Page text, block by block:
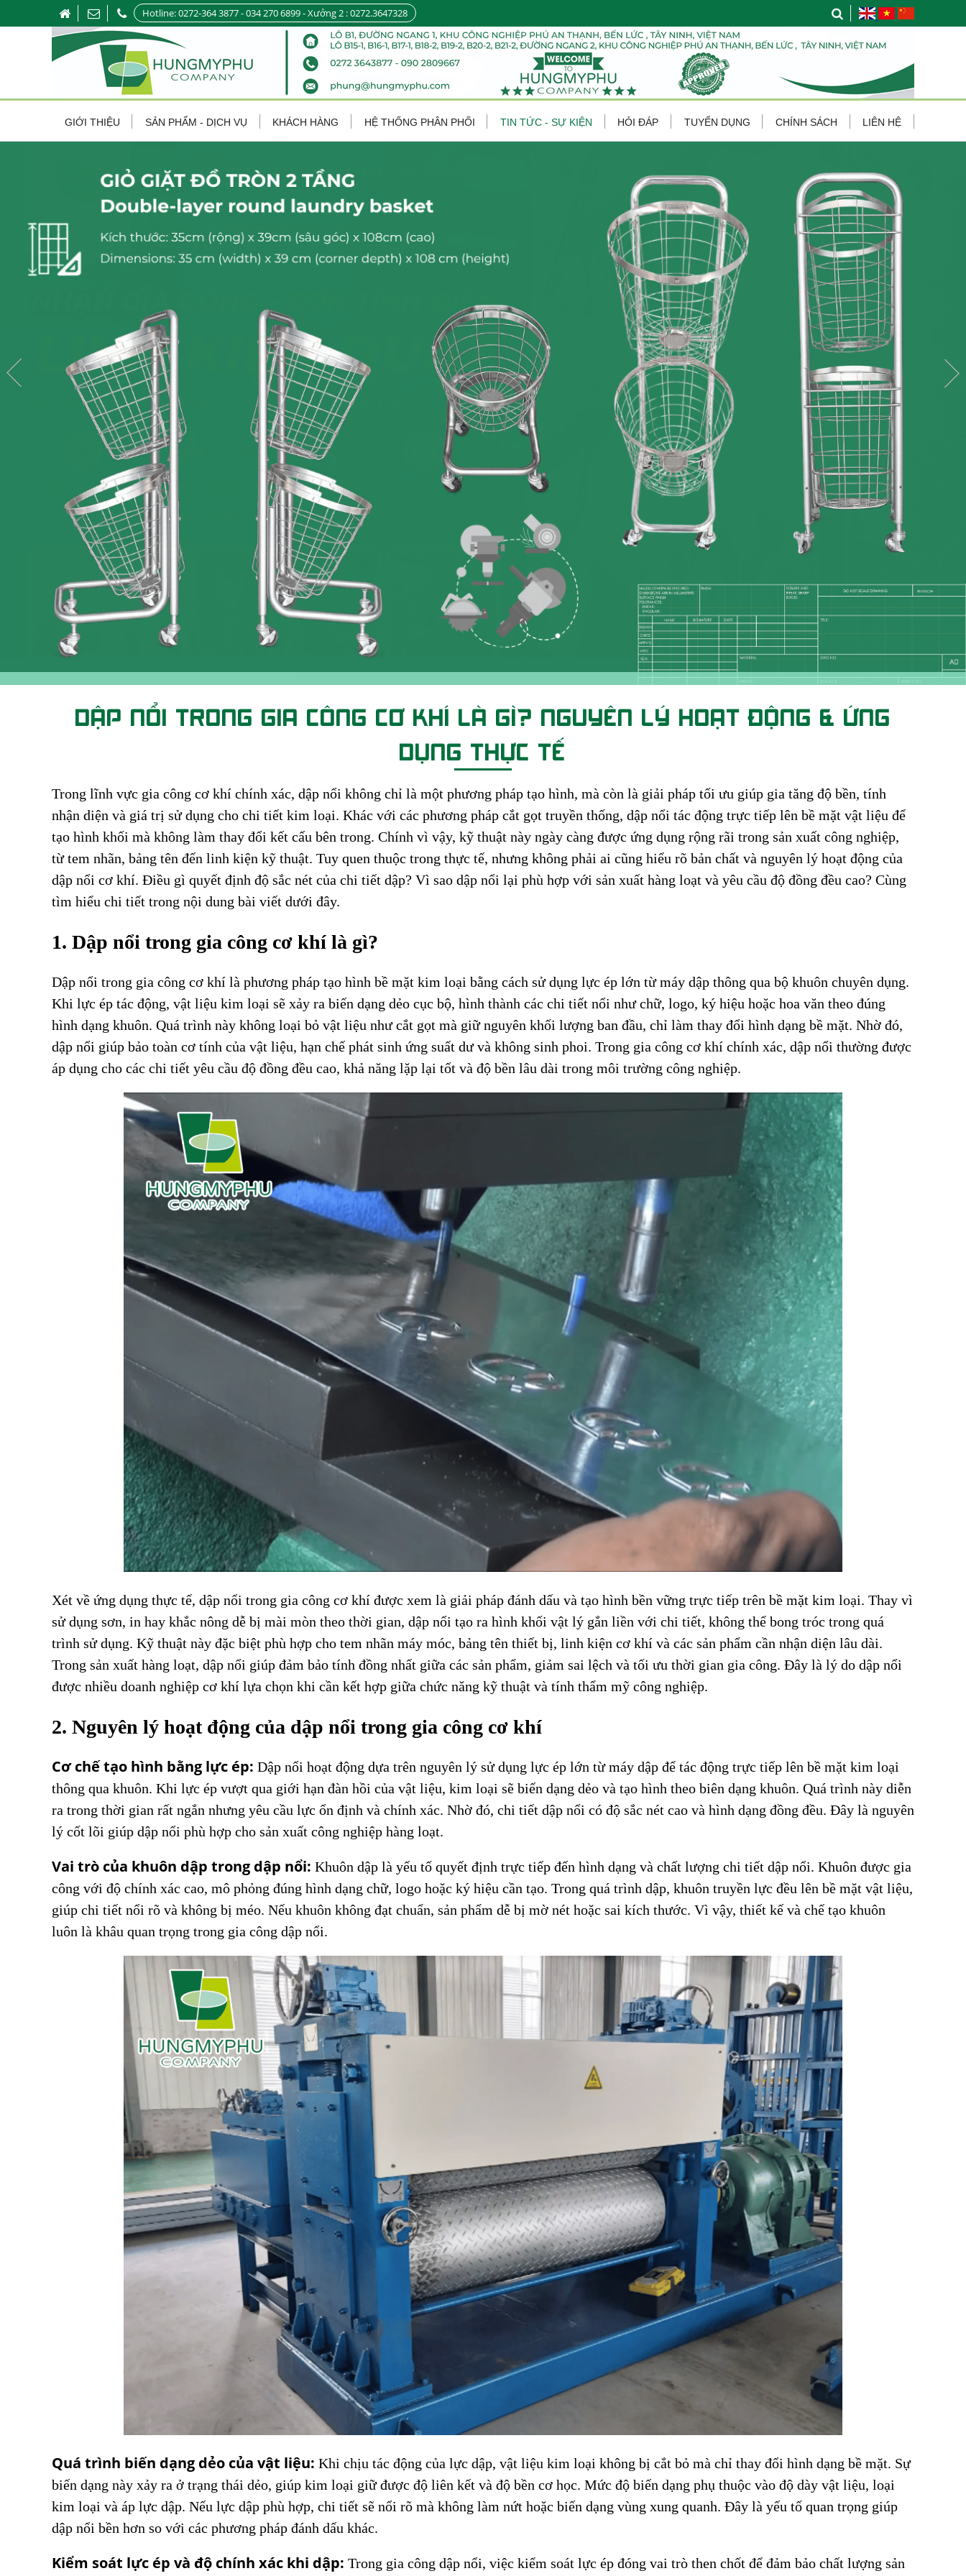
Hotline: 0272-364 3877 - 034 270 6899 - Xưởng 2 : 0272.3647328
GIỚI THIỆU SẢN PHẨM - DỊCH VỤ KHÁCH HÀNG HỆ THỐNG PHÂN PHỐI TIN TỨC - SỰ KIỆN HỎI ĐÁP TUYỂN DỤNG CHÍNH SÁCH LIÊN HỆ
DẬP NỔI TRONG GIA CÔNG CƠ KHÍ LÀ GÌ? NGUYÊN LÝ HOẠT ĐỘNG & ỨNG
DỤNG THỰC TẾ
Trong lĩnh vực gia công cơ khí chính xác, dập nổi không chỉ là một phương pháp tạo hình, mà còn là giải pháp tối ưu giúp gia tăng độ bền, tính
nhận diện và giá trị sử dụng cho chi tiết kim loại. Khác với các phương pháp cắt gọt truyền thống, dập nổi tác động trực tiếp lên bề mặt vật liệu để
tạo hình khối mà không làm thay đổi kết cấu bên trong. Chính vì vậy, kỹ thuật này ngày càng được ứng dụng rộng rãi trong sản xuất công nghiệp,
từ tem nhãn, bảng tên đến linh kiện kỹ thuật. Tuy quen thuộc trong thực tế, nhưng không phải ai cũng hiểu rõ bản chất và nguyên lý hoạt động của
dập nổi cơ khí. Điều gì quyết định độ sắc nét của chi tiết dập? Vì sao dập nổi lại phù hợp với sản xuất hàng loạt và yêu cầu độ đồng đều cao? Cùng
tìm hiểu chi tiết trong nội dung bài viết dưới đây.
1. Dập nổi trong gia công cơ khí là gì?
Dập nổi trong gia công cơ khí là phương pháp tạo hình bề mặt kim loại bằng cách sử dụng lực ép lớn từ máy dập thông qua bộ khuôn chuyên dụng.
Khi lực ép tác động, vật liệu kim loại sẽ xảy ra biến dạng dẻo cục bộ, hình thành các chi tiết nổi như chữ, logo, ký hiệu hoặc hoa văn theo đúng
hình dạng khuôn. Quá trình này không loại bỏ vật liệu như cắt gọt mà giữ nguyên khối lượng ban đầu, chỉ làm thay đổi hình dạng bề mặt. Nhờ đó,
dập nổi giúp bảo toàn cơ tính của vật liệu, hạn chế phát sinh ứng suất dư và không sinh phoi. Trong gia công cơ khí chính xác, dập nổi thường được
áp dụng cho các chi tiết yêu cầu độ đồng đều cao, khả năng lặp lại tốt và độ bền lâu dài trong môi trường công nghiệp.
Xét về ứng dụng thực tế, dập nổi trong gia công cơ khí được xem là giải pháp đánh dấu và tạo hình bền vững trực tiếp trên bề mặt kim loại. Thay vì
sử dụng sơn, in hay khắc nông dễ bị mài mòn theo thời gian, dập nổi tạo ra hình khối vật lý gắn liền với chi tiết, không thể bong tróc trong quá
trình sử dụng. Kỹ thuật này đặc biệt phù hợp cho tem nhãn máy móc, bảng tên thiết bị, linh kiện cơ khí và các sản phẩm cần nhận diện lâu dài.
Trong sản xuất hàng loạt, dập nổi giúp đảm bảo tính đồng nhất giữa các sản phẩm, giảm sai lệch và tối ưu thời gian gia công. Đây là lý do dập nổi
được nhiều doanh nghiệp cơ khí lựa chọn khi cần kết hợp giữa chức năng kỹ thuật và tính thẩm mỹ công nghiệp.
2. Nguyên lý hoạt động của dập nổi trong gia công cơ khí
Cơ chế tạo hình bằng lực ép: Dập nổi hoạt động dựa trên nguyên lý sử dụng lực ép lớn từ máy dập để tác động trực tiếp lên bề mặt kim loại
thông qua khuôn. Khi lực ép vượt qua giới hạn đàn hồi của vật liệu, kim loại sẽ biến dạng dẻo và tạo hình theo biên dạng khuôn. Quá trình này diễn
ra trong thời gian rất ngắn nhưng yêu cầu lực ổn định và chính xác. Nhờ đó, chi tiết dập nổi có độ sắc nét cao và hình dạng đồng đều. Đây là nguyên
lý cốt lõi giúp dập nổi phù hợp cho sản xuất công nghiệp hàng loạt.
Vai trò của khuôn dập trong dập nổi: Khuôn dập là yếu tố quyết định trực tiếp đến hình dạng và chất lượng chi tiết dập nổi. Khuôn được gia
công với độ chính xác cao, mô phỏng đúng hình dạng chữ, logo hoặc ký hiệu cần tạo. Trong quá trình dập, khuôn truyền lực đều lên bề mặt vật liệu,
giúp chi tiết nổi rõ và không bị méo. Nếu khuôn không đạt chuẩn, sản phẩm dễ bị mờ nét hoặc sai kích thước. Vì vậy, thiết kế và chế tạo khuôn
luôn là khâu quan trọng trong gia công dập nổi.
Quá trình biến dạng dẻo của vật liệu: Khi chịu tác động của lực dập, vật liệu kim loại không bị cắt bỏ mà chỉ thay đổi hình dạng bề mặt. Sự
biến dạng này xảy ra ở trạng thái dẻo, giúp kim loại giữ được độ liên kết và độ bền cơ học. Mức độ biến dạng phụ thuộc vào độ dày vật liệu, loại
kim loại và áp lực dập. Nếu lực dập phù hợp, chi tiết sẽ nổi rõ mà không làm nứt hoặc biến dạng vùng xung quanh. Đây là yếu tố quan trọng giúp
dập nổi bền hơn so với các phương pháp đánh dấu khác.
Kiểm soát lực ép và độ chính xác khi dập: Trong gia công dập nổi, việc kiểm soát lực ép đóng vai trò then chốt để đảm bảo chất lượng sản